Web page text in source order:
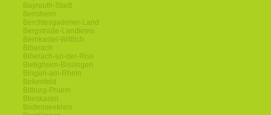
Bayreuth-Stadt
Bensheim
Berchtesgadener-Land
Bergstraße-Landkreis
Bernkastel-Wittlich
Biberach
Biberach-an-der-Riss
Bietigheim-Bissingen
Bingen-am-Rhein
Birkenfeld
Bitburg-Pruem
Blieskastel
Bodenseekreis